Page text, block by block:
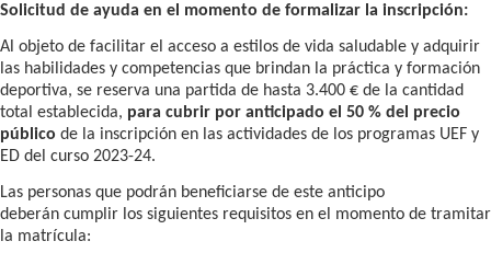
Solicitud de ayuda en el momento de formalizar la inscripción:
Al objeto de facilitar el acceso a estilos de vida saludable y adquirir
las habilidades y competencias que brindan la práctica y formación
deportiva, se reserva una partida de hasta 3.400 € de la cantidad
total establecida, para cubrir por anticipado el 50 % del precio
público de la inscripción en las actividades de los programas UEF y
ED del curso 2023-24.
Las personas que podrán beneficiarse de este anticipo
deberán cumplir los siguientes requisitos en el momento de tramitar
la matrícula: